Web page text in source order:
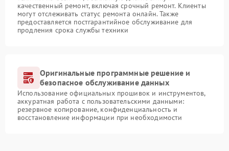
качественный ремонт, включая срочный ремонт. Клиенты
могут отслеживать статус ремонта онлайн. Также
предоставляется постгарантийное обслуживание для
продления срока службы техники
Оригинальные программные решение и
безопасное обслуживание данных
Использование официальных прошивок и инструментов,
аккуратная работа с пользовательскими данными:
резервное копирование, конфиденциальность и
восстановление информации при необходимости